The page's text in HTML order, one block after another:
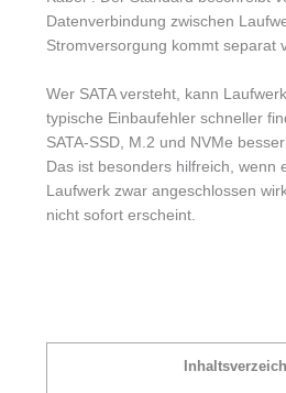
Datenverbindung zwischen
Stromversorgung kommt separat
Wer SATA versteht, kann
typische Einbaufehler schneller
SATA-SSD, M.2 und NVMe
Das ist besonders hilfreich, wenn
Laufwerk zwar angeschlossen
nicht sofort erscheint.